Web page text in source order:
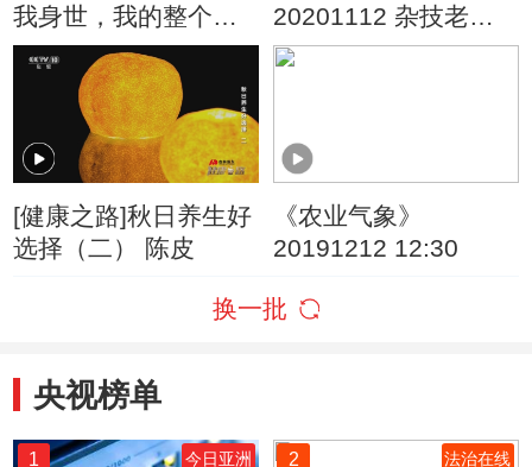
我身世，我的整个世
界崩塌了
20201112 杂技老顽
童·王建民
[健康之路]秋日养生好
选择（二） 陈皮
《农业气象》
20191212 12:30
换一批
央视榜单
1 今日亚洲 2 法治在线